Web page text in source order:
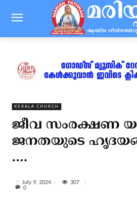
KERALA CHURCH
ജീവ സംരക്ഷണ
ജനതയുടെ
….
July 9, 2024
307
0